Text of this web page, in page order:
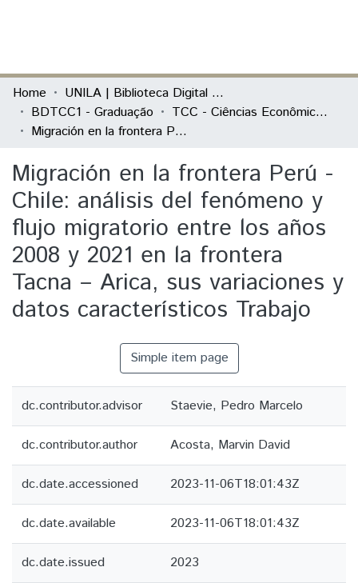
Communities & Collections
All of DSpace
Home
UNILA | Biblioteca Digital de Trabalhos de Conclusão de Curso
BDTCC1 - Graduação
TCC - Ciências Econômicas - Economia, Integração e Desenvolvimento
Migración en la frontera Perú - Chile: análisis del fenómeno y flujo migratorio entre los años 2008 y 2021 en la frontera Tacna – Arica, sus variaciones y datos característicos Trabajo
Migración en la frontera Perú -
Chile: análisis del fenómeno y
flujo migratorio entre los años
2008 y 2021 en la frontera
Tacna – Arica, sus variaciones y
datos característicos Trabajo
Simple item page
dc.contributor.advisor Staevie, Pedro Marcelo
dc.contributor.author Acosta, Marvin David
dc.date.accessioned 2023-11-06T18:01:43Z
dc.date.available 2023-11-06T18:01:43Z
dc.date.issued 2023